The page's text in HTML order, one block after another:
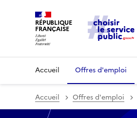
RÉPUBLIQUE
FRANÇAISE
Accueil Offres d'emploi
Accueil Offres d'emploi